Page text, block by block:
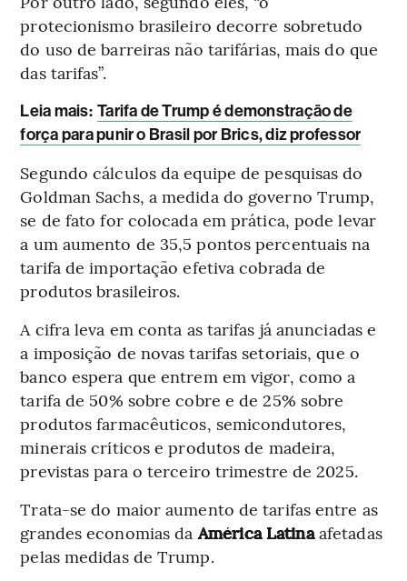
protecionismo brasileiro decorre sobretudo
do uso de barreiras não tarifárias, mais do que
das tarifas”.
Leia mais: Tarifa de Trump é demonstração de
força para punir o Brasil por Brics, diz professor
Segundo cálculos da equipe de pesquisas do
Goldman Sachs, a medida do governo Trump,
se de fato for colocada em prática, pode levar
a um aumento de 35,5 pontos percentuais na
tarifa de importação efetiva cobrada de
produtos brasileiros.
A cifra leva em conta as tarifas já anunciadas e
a imposição de novas tarifas setoriais, que o
banco espera que entrem em vigor, como a
tarifa de 50% sobre cobre e de 25% sobre
produtos farmacêuticos, semicondutores,
minerais críticos e produtos de madeira,
previstas para o terceiro trimestre de 2025.
Trata-se do maior aumento de tarifas entre as
grandes economias daAmérica Latinaafetadas
pelas medidas de Trump.